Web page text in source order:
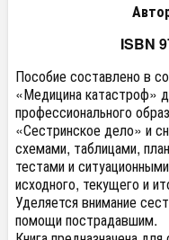
ISBN
Пособие составлено в
«Медицина катастроф»
профессионального
«Сестринское дело» и
схемами, таблицами,
тестами и
исходного, текущего и
Уделяется внимание
помощи пострадавшим.